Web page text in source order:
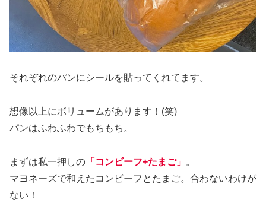
それぞれのパンにシールを貼ってくれてます。
想像以上にボリュームがあります！(笑)
パンはふわふわでもちもち。
まずは私一押しの 「コンビーフ+たまご」 。
マヨネーズで和えたコンビーフとたまご。合わないわけが
ない！